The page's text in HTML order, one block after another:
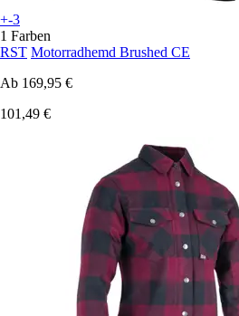
+-3
1 Farben
RST Motorradhemd Brushed CE
Ab 169,95 €
101,49 €